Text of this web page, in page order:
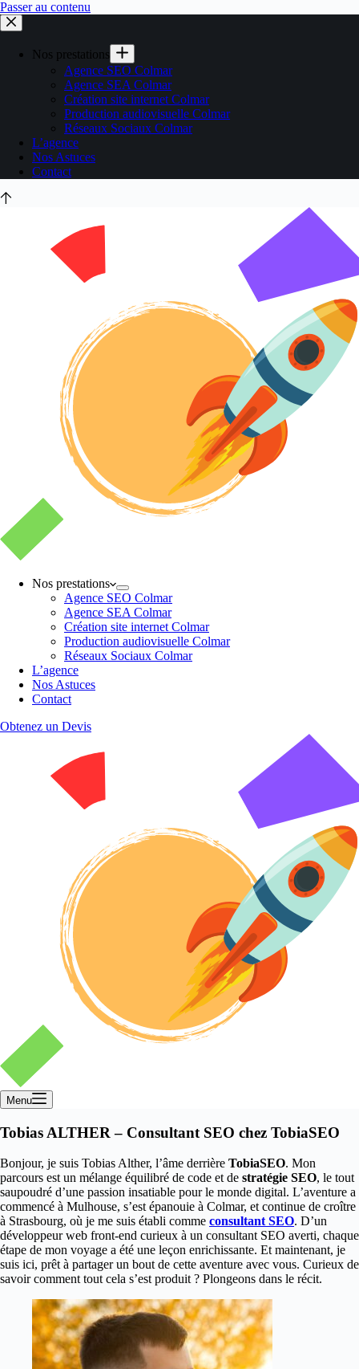
Passer au contenu
Nos prestations
Agence SEO Colmar
Agence SEA Colmar
Création site internet Colmar
Production audiovisuelle Colmar
Réseaux Sociaux Colmar
L’agence
Nos Astuces
Contact
Nos prestations
Agence SEO Colmar
Agence SEA Colmar
Création site internet Colmar
Production audiovisuelle Colmar
Réseaux Sociaux Colmar
L’agence
Nos Astuces
Contact
Obtenez un Devis
Menu
Tobias ALTHER – Consultant SEO chez TobiaSEO
Bonjour, je suis Tobias Alther, l’âme derrière TobiaSEO. Mon
parcours est un mélange équilibré de code et de stratégie SEO, le tout
saupoudré d’une passion insatiable pour le monde digital. L’aventure a
commencé à Mulhouse, s’est épanouie à Colmar, et continue de croître
à Strasbourg, où je me suis établi comme consultant SEO. D’un
développeur web front-end curieux à un consultant SEO averti, chaque
étape de mon voyage a été une leçon enrichissante. Et maintenant, je
suis ici, prêt à partager un bout de cette aventure avec vous. Curieux de
savoir comment tout cela s’est produit ? Plongeons dans le récit.